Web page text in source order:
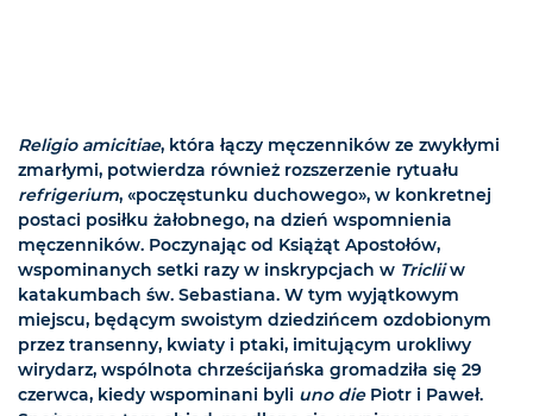
Religio amicitiae, która łączy męczenników ze zwykłymi
zmarłymi, potwierdza również rozszerzenie rytuału
refrigerium, «poczęstunku duchowego», w konkretnej
postaci posiłku żałobnego, na dzień wspomnienia
męczenników. Poczynając od Książąt Apostołów,
wspominanych setki razy w inskrypcjach w Tricliiw
katakumbach św. Sebastiana. W tym wyjątkowym
miejscu, będącym swoistym dziedzińcem ozdobionym
przez transenny, kwiaty i ptaki, imitującym urokliwy
wirydarz, wspólnota chrześcijańska gromadziła się 29
czerwca, kiedy wspominani byli uno diePiotr i Paweł.